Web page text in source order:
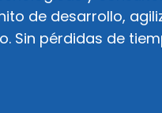
de desarrollo,
Sin pérdidas de